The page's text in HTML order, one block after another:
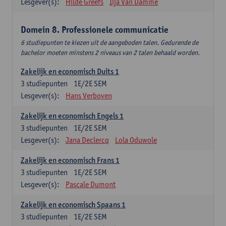
Domein 8. Professionele communicatie
6 studiepunten te kiezen uit de aangeboden talen. Gedurende de
bachelor moeten minstens 2 niveaus van 2 talen behaald worden.
Zakelijk en economisch Duits 1
1E/2E SEM
3 studiepunten
Lesgever(s):
Hans Verboven
Zakelijk en economisch Engels 1
1E/2E SEM
3 studiepunten
Lesgever(s):
Jana Declercq Lola Oduwole
Zakelijk en economisch Frans 1
1E/2E SEM
3 studiepunten
Lesgever(s):
Pascale Dumont
Zakelijk en economisch Spaans 1
1E/2E SEM
3 studiepunten